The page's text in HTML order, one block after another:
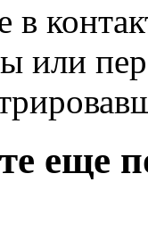
в
или
еще